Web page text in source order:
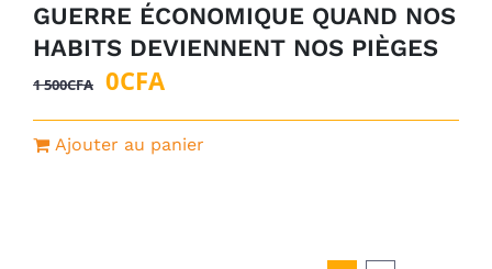
GUERRE ÉCONOMIQUE QUAND NOS
HABITS DEVIENNENT NOS PIÈGES
1 500CFA
Le
prix
initial
0CFALe
prix
actuel
Ajouter au panier